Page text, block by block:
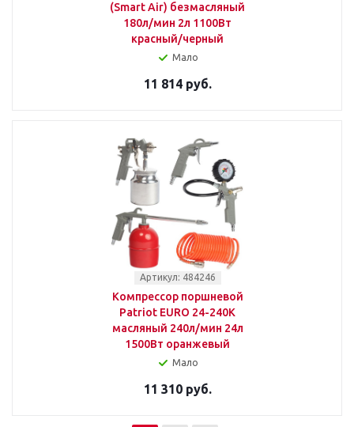
(Smart Air) безмасляный
180л/мин 2л 1100Вт
красный/черный
Мало
11 814 руб.
Артикул: 484246
Компрессор поршневой
Patriot EURO 24-240K
масляный 240л/мин 24л
1500Вт оранжевый
Мало
11 310 руб.